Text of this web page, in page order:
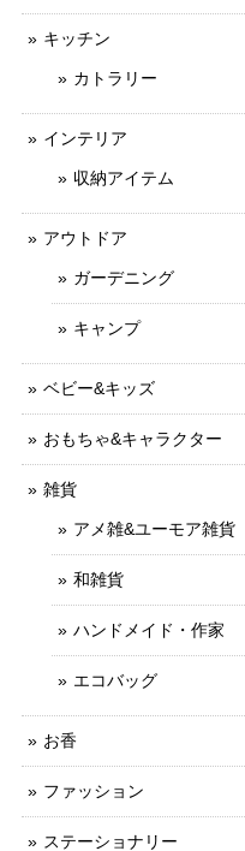
キッチン
カトラリー
インテリア
収納アイテム
アウトドア
ガーデニング
キャンプ
ベビー&キッズ
おもちゃ&キャラクター
雑貨
アメ雑&ユーモア雑貨
和雑貨
ハンドメイド・作家
エコバッグ
お香
ファッション
ステーショナリー